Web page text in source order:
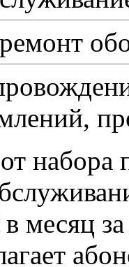
набора
месяц